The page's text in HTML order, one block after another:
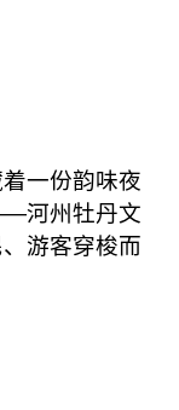
一份韵味夜
河州牡丹文
游客穿梭而